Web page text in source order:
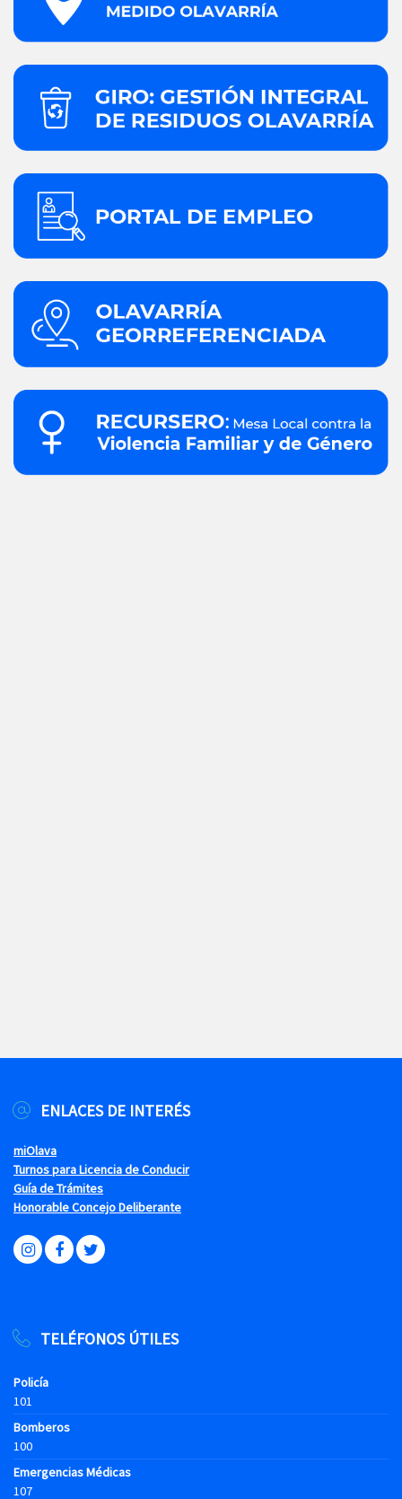
ENLACES DE INTERÉS
miOlava
Turnos para Licencia de Conducir
Guía de Trámites
Honorable Concejo Deliberante
TELÉFONOS ÚTILES
Policía
101
Bomberos
100
Emergencias Médicas
107